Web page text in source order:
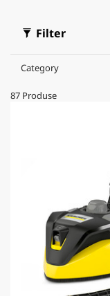
Filter
Category
87 Produse